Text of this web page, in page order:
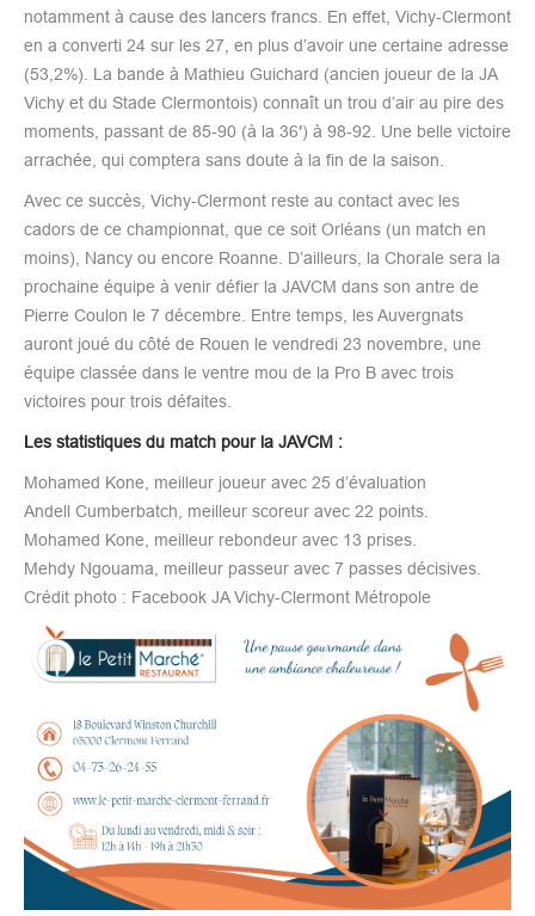
notamment à cause des lancers francs. En effet, Vichy-Clermont
en a converti 24 sur les 27, en plus d’avoir une certaine adresse
(53,2%). La bande à Mathieu Guichard (ancien joueur de la JA
Vichy et du Stade Clermontois) connaît un trou d’air au pire des
moments, passant de 85-90 (à la 36′) à 98-92. Une belle victoire
arrachée, qui comptera sans doute à la fin de la saison.
Avec ce succès, Vichy-Clermont reste au contact avec les
cadors de ce championnat, que ce soit Orléans (un match en
moins), Nancy ou encore Roanne. D’ailleurs, la Chorale sera la
prochaine équipe à venir défier la JAVCM dans son antre de
Pierre Coulon le 7 décembre. Entre temps, les Auvergnats
auront joué du côté de Rouen le vendredi 23 novembre, une
équipe classée dans le ventre mou de la Pro B avec trois
victoires pour trois défaites.
Les statistiques du match pour la JAVCM :
Mohamed Kone, meilleur joueur avec 25 d’évaluation
Andell Cumberbatch, meilleur scoreur avec 22 points.
Mohamed Kone, meilleur rebondeur avec 13 prises.
Mehdy Ngouama, meilleur passeur avec 7 passes décisives.
Crédit photo : Facebook JA Vichy-Clermont Métropole